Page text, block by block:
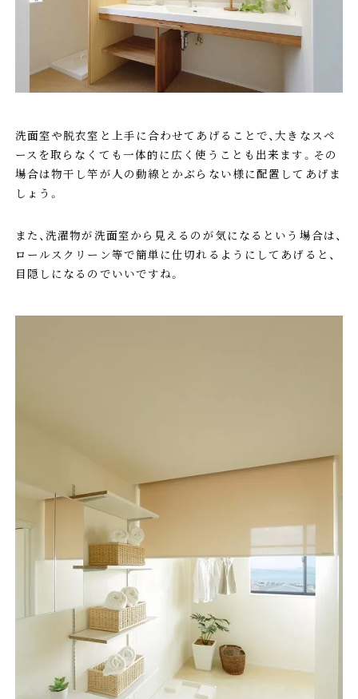
洗面室や脱衣室と上手に合わせてあげることで、大きなスペ
ースを取らなくても一体的に広く使うことも出来ます。その
場合は物干し竿が人の動線とかぶらない様に配置してあげま
しょう。
また、洗濯物が洗面室から見えるのが気になるという場合は、
ロールスクリーン等で簡単に仕切れるようにしてあげると、
目隠しになるのでいいですね。